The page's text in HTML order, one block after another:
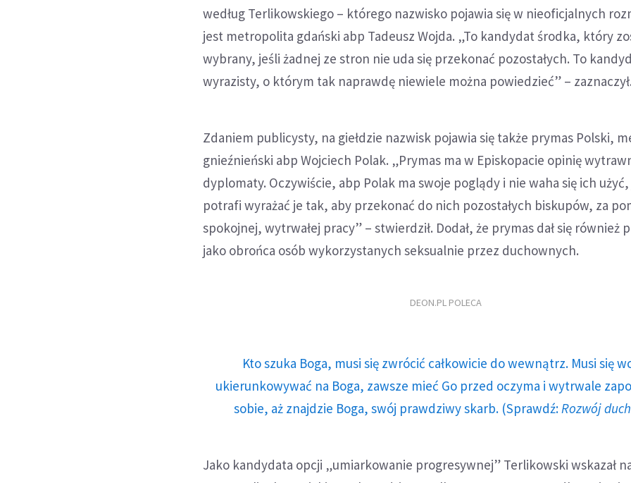
według Terlikowskiego – którego nazwisko pojawia się w nieoficjalnych
jest metropolita gdański abp Tadeusz Wojda. „To kandydat środka, który
wybrany, jeśli żadnej ze stron nie uda się przekonać pozostałych. To
wyrazisty, o którym tak naprawdę niewiele można powiedzieć” – zaznaczył.
Zdaniem publicysty, na giełdzie nazwisk pojawia się także prymas Polski,
gnieźnieński abp Wojciech Polak. „Prymas ma w Episkopacie opinię
dyplomaty. Oczywiście, abp Polak ma swoje poglądy i nie waha się ich
potrafi wyrażać je tak, aby przekonać do nich pozostałych biskupów, za
spokojnej, wytrwałej pracy” – stwierdził. Dodał, że prymas dał się również
jako obrońca osób wykorzystanych seksualnie przez duchownych.
DEON.PL POLECA
Kto szuka Boga, musi się zwrócić całkowicie do wewnątrz. Musi się
ukierunkowywać na Boga, zawsze mieć Go przed oczyma i wytrwale
sobie, aż znajdzie Boga, swój prawdziwy skarb. (Sprawdź: Rozwój
Jako kandydata opcji „umiarkowanie progresywnej” Terlikowski wskazał